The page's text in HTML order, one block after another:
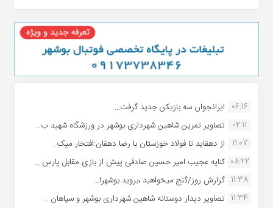
06:16 ایرانجوان سه بازیکن جدید گرفت...
02:11
تصاویر تمرین شاهین شهردارى بوشهر در ورزشگاه شهید ب...
11:07
از دهقاید تا فولاد خوزستان با رضا دهقان:افتخار میک...
08:22 کنایه عجیب امیر حسین صادقی پیش از بازی مقابل پارس ...
11:38 گزارش روز/گنج میخواهید ،بروید بوشهر!...
11:34 تصاویر دیدار دوستانه شاهین شهردارى بوشهر و سپاهان ...